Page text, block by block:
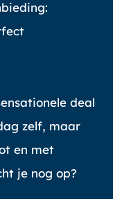
deal
zelf, maar
en met
je nog op?